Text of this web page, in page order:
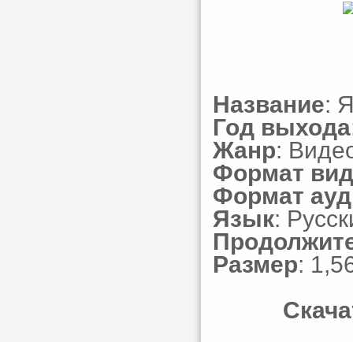
Название:
Год выхода
Жанр:
Формат
Формат
Язык:
Размер: